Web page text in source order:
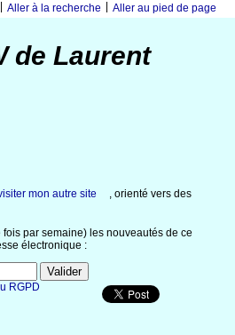
Aller à la recherche Aller au pied de page
de Laurent
mon autre site
, orienté vers des
par semaine) les nouveautés de ce
électronique :
RGPD